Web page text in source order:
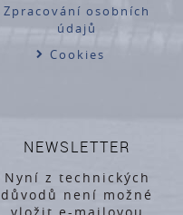
Zpracování osobních
údajů
Cookies
NEWSLETTER
Nyní z technických
důvodů není možné